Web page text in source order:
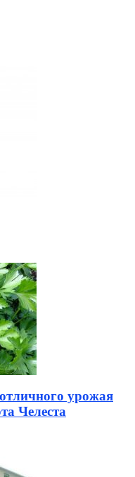
урожая
Челеста